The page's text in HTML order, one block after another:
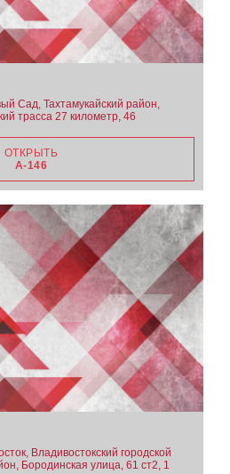
Сад, Тахтамукайский район,
трасса 27 километр, 46
ОТКРЫТЬ
А-146
Владивостокский городской
Бородинская улица, 61 ст2, 1